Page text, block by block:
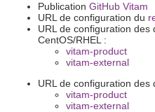
Publication GitHub Vitam
URL de configuration du
URL de configuration des
CentOS/RHEL :
vitam-product
vitam-external
URL de configuration des
vitam-product
vitam-external